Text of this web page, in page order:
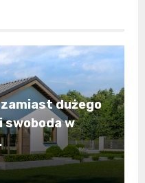
zamiast dużego
swoboda w